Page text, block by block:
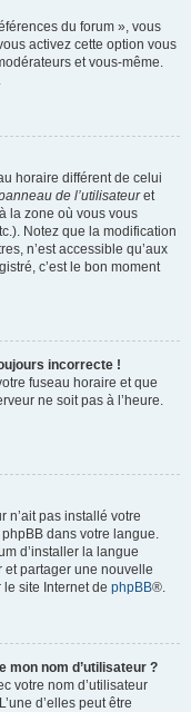
du forum », vous
activez cette option vous
et vous-même.
horaire différent de celui
de l’utilisateuret
la zone où vous vous
Notez que la modification
n’est accessible qu’aux
c’est le bon moment
incorrecte !
fuseau horaire et que
ne soit pas à l’heure.
n’ait pas installé votre
dans votre langue.
d’installer la langue
et partager une nouvelle
le site Internet de phpBB®.
mon nom d’utilisateur ?
votre nom d’utilisateur
d’elles peut être